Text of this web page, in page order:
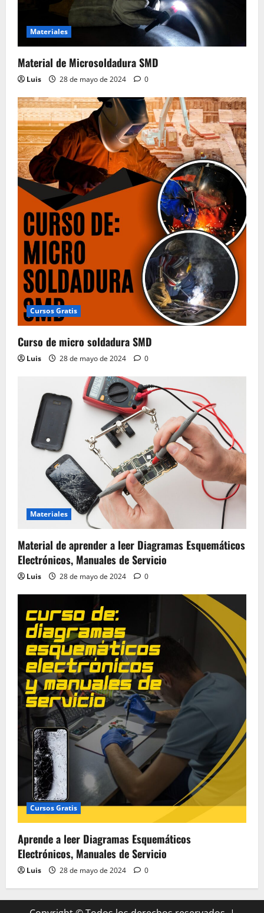
Materiales
Material de Microsoldadura SMD
Luis 28 de mayo de 2024 0
Cursos Gratis
Curso de micro soldadura SMD
Luis 28 de mayo de 2024 0
Materiales
Material de aprender a leer Diagramas Esquemáticos
Electrónicos, Manuales de Servicio
Luis 28 de mayo de 2024 0
Cursos Gratis
Aprende a leer Diagramas Esquemáticos
Electrónicos, Manuales de Servicio
Luis 28 de mayo de 2024 0